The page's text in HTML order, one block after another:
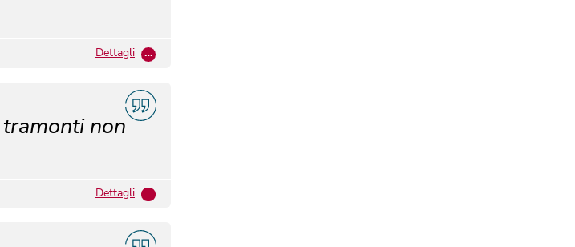
Dettagli …
tramonti non
Dettagli …